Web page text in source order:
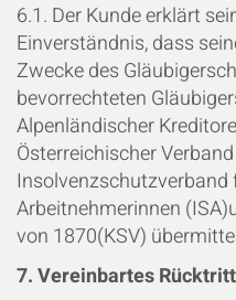
6.1. Der Kunde erklärt
Einverständnis, dass
Zwecke des
bevorrechteten
Alpenländischer
Österreichischer
Arbeitnehmerinnen
von 1870(KSV)
7. Vereinbartes